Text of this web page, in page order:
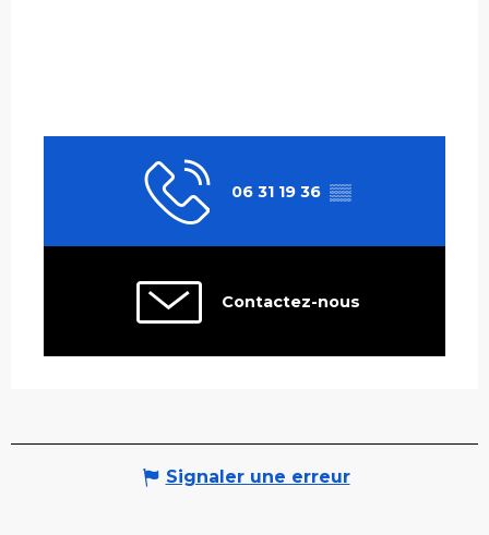
06 31 19 36 ▒▒
Contactez-nous
Signaler une erreur